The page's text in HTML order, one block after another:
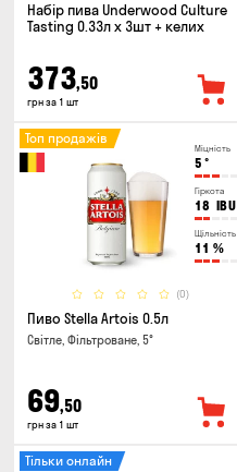
Набір пива Underwood Culture
Tasting 0.33л x 3шт + келих
373,50
грн за 1 шт
Міцність
5 °
Гіркота
18 IBU
Щільність
11 %
(0)
Топ продажів
Пиво Stella Artois 0.5л
Світле, Фільтроване, 5°
69,50
грн за 1 шт
Тільки онлайн